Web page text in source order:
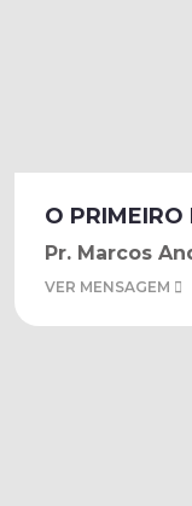
O PRIMEIRO
Pr. Marcos
VER MENSAGEM